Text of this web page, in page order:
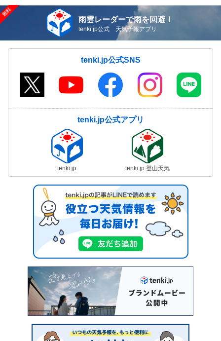
雨雲レーダーで雨を回避！
tenki.jp公式 天気予報アプリ
tenki.jp公式SNS
tenki.jp公式アプリ
tenki.jp tenki.jp 登山天気